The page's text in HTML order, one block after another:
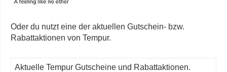
Oder du nutzt eine der aktuellen Gutschein- bzw.
Rabattaktionen von Tempur.
Aktuelle Tempur Gutscheine und Rabattaktionen.